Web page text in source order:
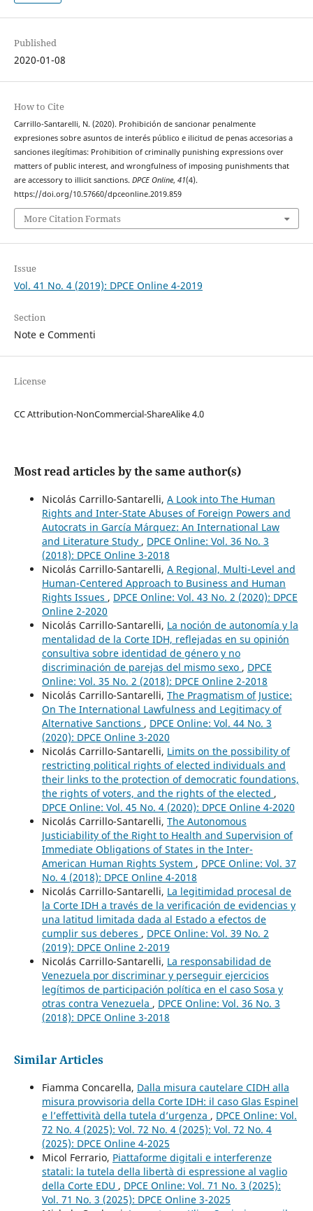
Published
2020-01-08
How to Cite
Carrillo-Santarelli, N. (2020). Prohibición de sancionar penalmente
expresiones sobre asuntos de interés público e ilicitud de penas accesorias a
sanciones ilegítimas: Prohibition of criminally punishing expressions over
matters of public interest, and wrongfulness of imposing punishments that
are accessory to illicit sanctions. DPCE Online, 41(4).
https://doi.org/10.57660/dpceonline.2019.859
More Citation Formats
Issue
Vol. 41 No. 4 (2019): DPCE Online 4-2019
Section
Note e Commenti
License
CC Attribution-NonCommercial-ShareAlike 4.0
Most read articles by the same author(s)
Nicolás Carrillo-Santarelli, A Look into The Human
Rights and Inter-State Abuses of Foreign Powers and
Autocrats in García Márquez: An International Law
and Literature Study , DPCE Online: Vol. 36 No. 3
(2018): DPCE Online 3-2018
Nicolás Carrillo-Santarelli, A Regional, Multi-Level and
Human-Centered Approach to Business and Human
Rights Issues , DPCE Online: Vol. 43 No. 2 (2020): DPCE
Online 2-2020
Nicolás Carrillo-Santarelli, La noción de autonomía y la
mentalidad de la Corte IDH, reflejadas en su opinión
consultiva sobre identidad de género y no
discriminación de parejas del mismo sexo , DPCE
Online: Vol. 35 No. 2 (2018): DPCE Online 2-2018
Nicolás Carrillo-Santarelli, The Pragmatism of Justice:
On The International Lawfulness and Legitimacy of
Alternative Sanctions , DPCE Online: Vol. 44 No. 3
(2020): DPCE Online 3-2020
Nicolás Carrillo-Santarelli, Limits on the possibility of
restricting political rights of elected individuals and
their links to the protection of democratic foundations,
the rights of voters, and the rights of the elected ,
DPCE Online: Vol. 45 No. 4 (2020): DPCE Online 4-2020
Nicolás Carrillo-Santarelli, The Autonomous
Justiciability of the Right to Health and Supervision of
Immediate Obligations of States in the Inter-
American Human Rights System , DPCE Online: Vol. 37
No. 4 (2018): DPCE Online 4-2018
Nicolás Carrillo-Santarelli, La legitimidad procesal de
la Corte IDH a través de la verificación de evidencias y
una latitud limitada dada al Estado a efectos de
cumplir sus deberes , DPCE Online: Vol. 39 No. 2
(2019): DPCE Online 2-2019
Nicolás Carrillo-Santarelli, La responsabilidad de
Venezuela por discriminar y perseguir ejercicios
legítimos de participación política en el caso Sosa y
otras contra Venezuela , DPCE Online: Vol. 36 No. 3
(2018): DPCE Online 3-2018
Similar Articles
Fiamma Concarella, Dalla misura cautelare CIDH alla
misura provvisoria della Corte IDH: il caso Glas Espinel
e l’effettività della tutela d’urgenza , DPCE Online: Vol.
72 No. 4 (2025): Vol. 72 No. 4 (2025): Vol. 72 No. 4
(2025): DPCE Online 4-2025
Micol Ferrario, Piattaforme digitali e interferenze
statali: la tutela della libertà di espressione al vaglio
della Corte EDU , DPCE Online: Vol. 71 No. 3 (2025):
Vol. 71 No. 3 (2025): DPCE Online 3-2025